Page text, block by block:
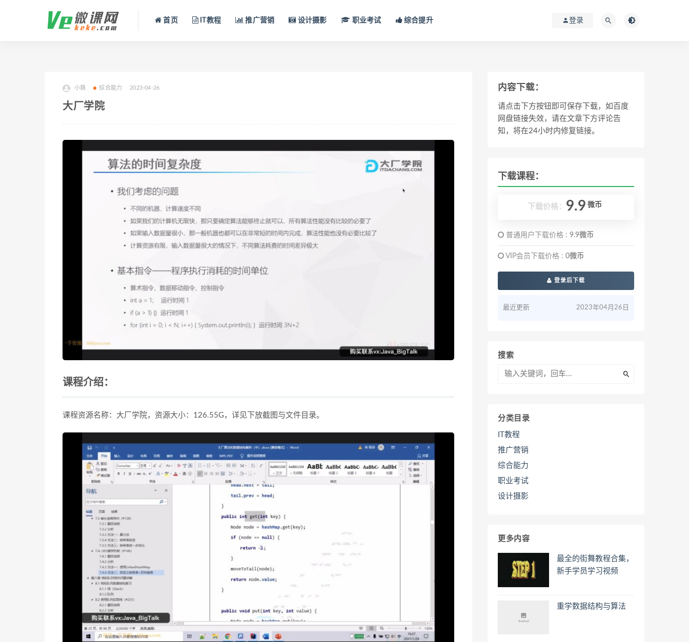
首页 IT教程 推广营销 设计摄影 职业考试 综合提升 登录
小薇 综合能力 2023-04-26
大厂学院
课程介绍：
课程资源名称：大厂学院，资源大小：126.55G，详见下放截图与文件目录。
内容下载：
请点击下方按钮即可保存下载，如百度
网盘链接失效，请在文章下方评论告
知，将在24小时内修复链接。
下载课程：
下载价格： 9.9 微币
普通用户下载价格 : 9.9微币
VIP会员下载价格 : 0微币
登录后下载
最近更新 2023年04月26日
搜索
分类目录
IT教程
推广营销
综合能力
职业考试
设计摄影
更多内容
最全的街舞教程合集，
新手学员学习视频
重学数据结构与算法